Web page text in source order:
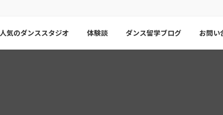
人気のダンススタジオ 体験談 ダンス留学ブログ お問い